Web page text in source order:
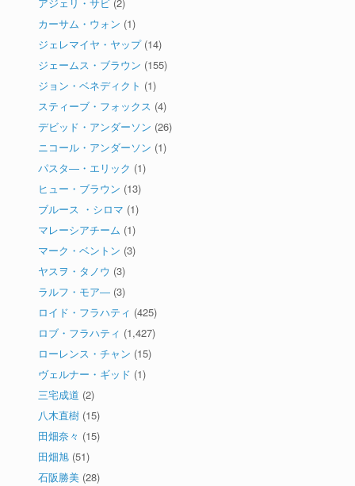
アジェリ・サビ (2)
カーサム・ウォン (1)
ジェレマイヤ・ヤップ(14)
ジェームス・ブラウン (155)
ジョン・ベネディクト (1)
スティーブ・フォックス (4)
デビッド・アンダーソン (26)
ニコール・アンダーソン (1)
パスタ―・エリック (1)
ヒュー・ブラウン (13)
ブルース ・シロマ (1)
マレーシアチーム (1)
マーク・ベントン (3)
ヤスヲ・タノウ (3)
ラルフ・モア― (3)
ロイド・フラハティ (425)
ロブ・フラハティ (1,427)
ローレンス・チャン (15)
ヴェルナー・ギッド (1)
三宅成道 (2)
八木直樹 (15)
田畑奈々 (15)
田畑旭 (51)
石阪勝美 (28)